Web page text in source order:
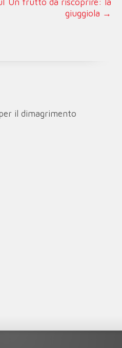
Un frutto da riscoprire: la
giuggiola →
il dimagrimento